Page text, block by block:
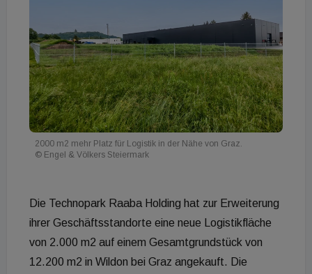
2000 m2 mehr Platz für Logistik in der Nähe von Graz.
© Engel & Völkers Steiermark
Die Technopark Raaba Holding hat zur Erweiterung
ihrer Geschäftsstandorte eine neue Logistikfläche
von 2.000 m2 auf einem Gesamtgrundstück von
12.200 m2 in Wildon bei Graz angekauft. Die